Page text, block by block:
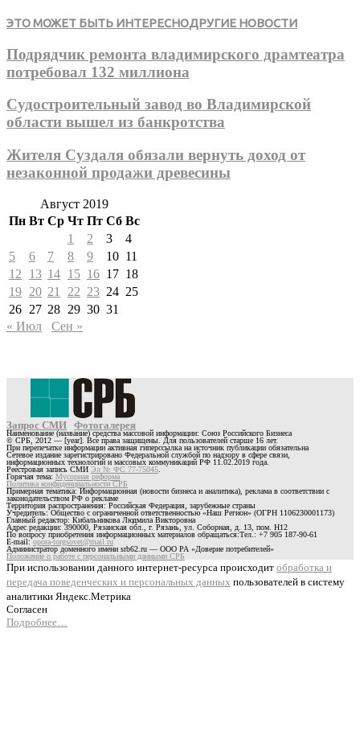
ЭТО МОЖЕТ БЫТЬ ИНТЕРЕСНОДРУГИЕ НОВОСТИ
Подрядчик ремонта владимирского драмтеатра
потребовал 132 миллиона
Судостроительный завод во Владимирской
области вышел из банкротства
Жителя Суздаля обязали вернуть доход от
незаконной продажи древесины
Август 2019
Пн Вт Ср Чт Пт Сб Вс
1
2 3
4
5
6 7 8 9 10 11
12
13 14 15 16 17 18
19 20 21 22 23 24 25
26 27 28 29 30 31
« Июл
Сен »
Запрос СМИ Фотогалерея
Наименование (название) средства массовой информации: Союз Российского Бизнеса
© СРБ, 2012 — [year]. Все права защищены. Для пользователей старше 16 лет.
При перепечатке информации активная гиперссылка на источник публикации обязательна
Сетевое издание зарегистрировано Федеральной службой по надзору в сфере связи,
информационных технологий и массовых коммуникаций РФ 11.02.2019 года.
Реестровая запись СМИ Эл № ФС 77-75045
Горячая тема: Мусорная реформа
Политика конфиденциальности СРБ
Примерная тематика: Информационная (новости бизнеса и аналитика), реклама в соответствии с
законодательством РФ о рекламе
Территория распространения: Российская Федерация, зарубежные страны
Учредитель: Общество с ограниченной ответственностью «Наш Регион» (ОГРН 1106230001173)
Главный редактор: Кибальникова Людмила Викторовна
Адрес редакции: 390000, Рязанская обл., г. Рязань, ул. Соборная, д. 13, пом. Н12
По вопросу приобретения информационных материалов обращаться:Тел.: +7 905 187-90-61
E-mail:opora-torgsovet@mail.ru
Администратор доменного имени srb62.ru — ООО РА «Доверие потребителей»
Положение о работе с персональными данными СРБ
При использовании данного интернет-ресурса происходит обработка и
передача поведенческих и персональных данных пользователей в систему
аналитики Яндекс.Метрика
Согласен
Подробнее…